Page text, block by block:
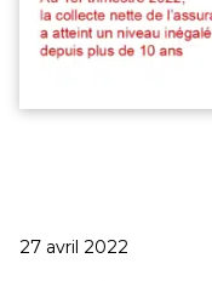
Publié
27 avril 2022